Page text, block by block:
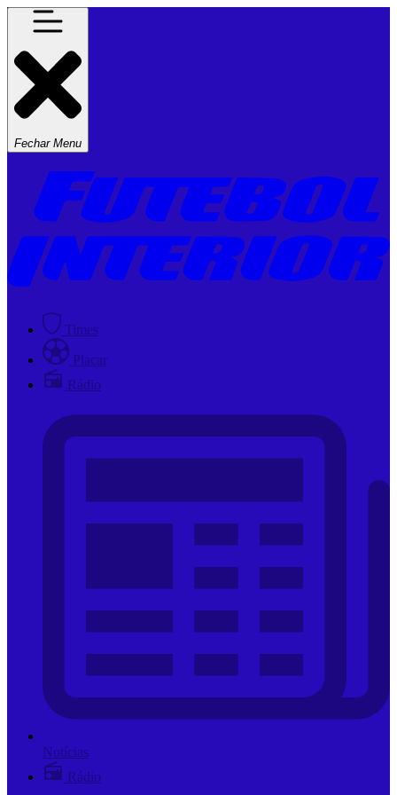
Fechar Menu
Times
Placar
Rádio
Notícias
Rádio